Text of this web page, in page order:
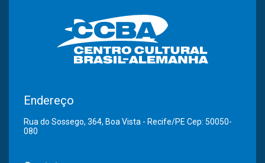
Endereço
Rua do Sossego, 364, Boa Vista - Recife/PE Cep: 50050-
080